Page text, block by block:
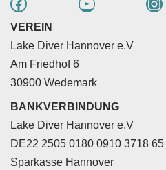
VEREIN
Lake Diver Hannover e.V
Am Friedhof 6
30900 Wedemark
BANKVERBINDUNG
Lake Diver Hannover e.V
DE22 2505 0180 0910 3718 65
Sparkasse Hannover